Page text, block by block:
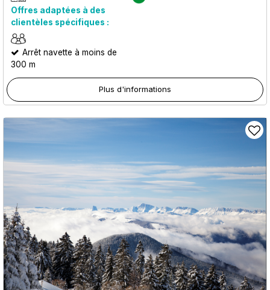
Offres adaptées à des
clientèles spécifiques :
Arrêt navette à moins de
300 m
Plus d'informations